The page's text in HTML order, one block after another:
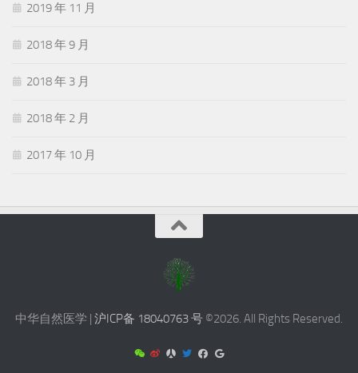
2019 年 11 月
2018 年 9 月
2018 年 3 月
2018 年 2 月
2017 年 10 月
中华自然医学 | 沪ICP备 18040763 号 ©2026. All Rights Reserved.